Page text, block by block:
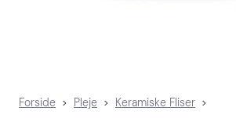
Forside > Pleje > Keramiske Fliser >